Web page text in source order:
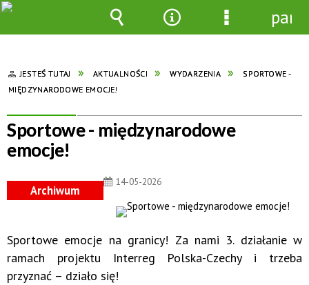
JESTEŚ TUTAJ AKTUALNOŚCI WYDARZENIA
SPORTOWE -
MIĘDZYNARODOWE EMOCJE!
Sportowe - międzynarodowe
emocje!
Archiwum
14-05-2026
Sportowe emocje na granicy! Za nami 3. działanie w
ramach projektu Interreg Polska-Czechy i trzeba
przyznać – działo się!
Wyszukiwarka
NarzędziaMenu